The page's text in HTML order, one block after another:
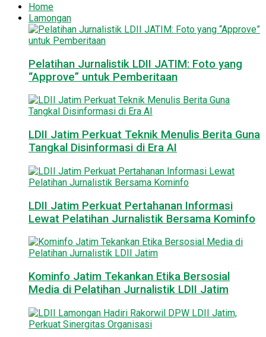
Home
Lamongan
Pelatihan Jurnalistik LDII JATIM: Foto yang
“Approve” untuk Pemberitaan
LDII Jatim Perkuat Teknik Menulis Berita Guna
Tangkal Disinformasi di Era AI
LDII Jatim Perkuat Pertahanan Informasi
Lewat Pelatihan Jurnalistik Bersama Kominfo
Kominfo Jatim Tekankan Etika Bersosial
Media di Pelatihan Jurnalistik LDII Jatim